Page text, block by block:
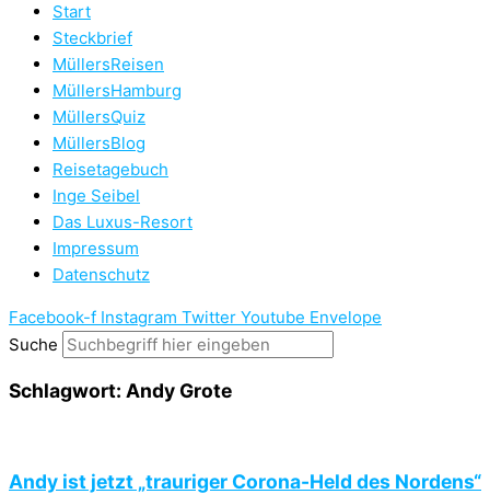
Start
Steckbrief
MüllersReisen
MüllersHamburg
MüllersQuiz
MüllersBlog
Reisetagebuch
Inge Seibel
Das Luxus-Resort
Impressum
Datenschutz
Facebook-f Instagram Twitter Youtube Envelope
Suche
Schlagwort: Andy Grote
Andy ist jetzt „trauriger Corona-Held des Nordens“